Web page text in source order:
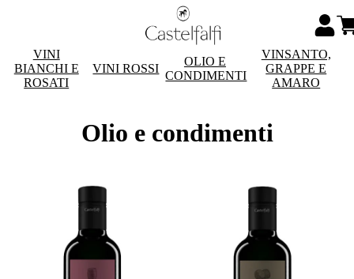
VINI
BIANCHI E
ROSATI
VINI ROSSI
OLIO E
CONDIMENTI
VINSANTO,
GRAPPE E
AMARO
Olio e condimenti